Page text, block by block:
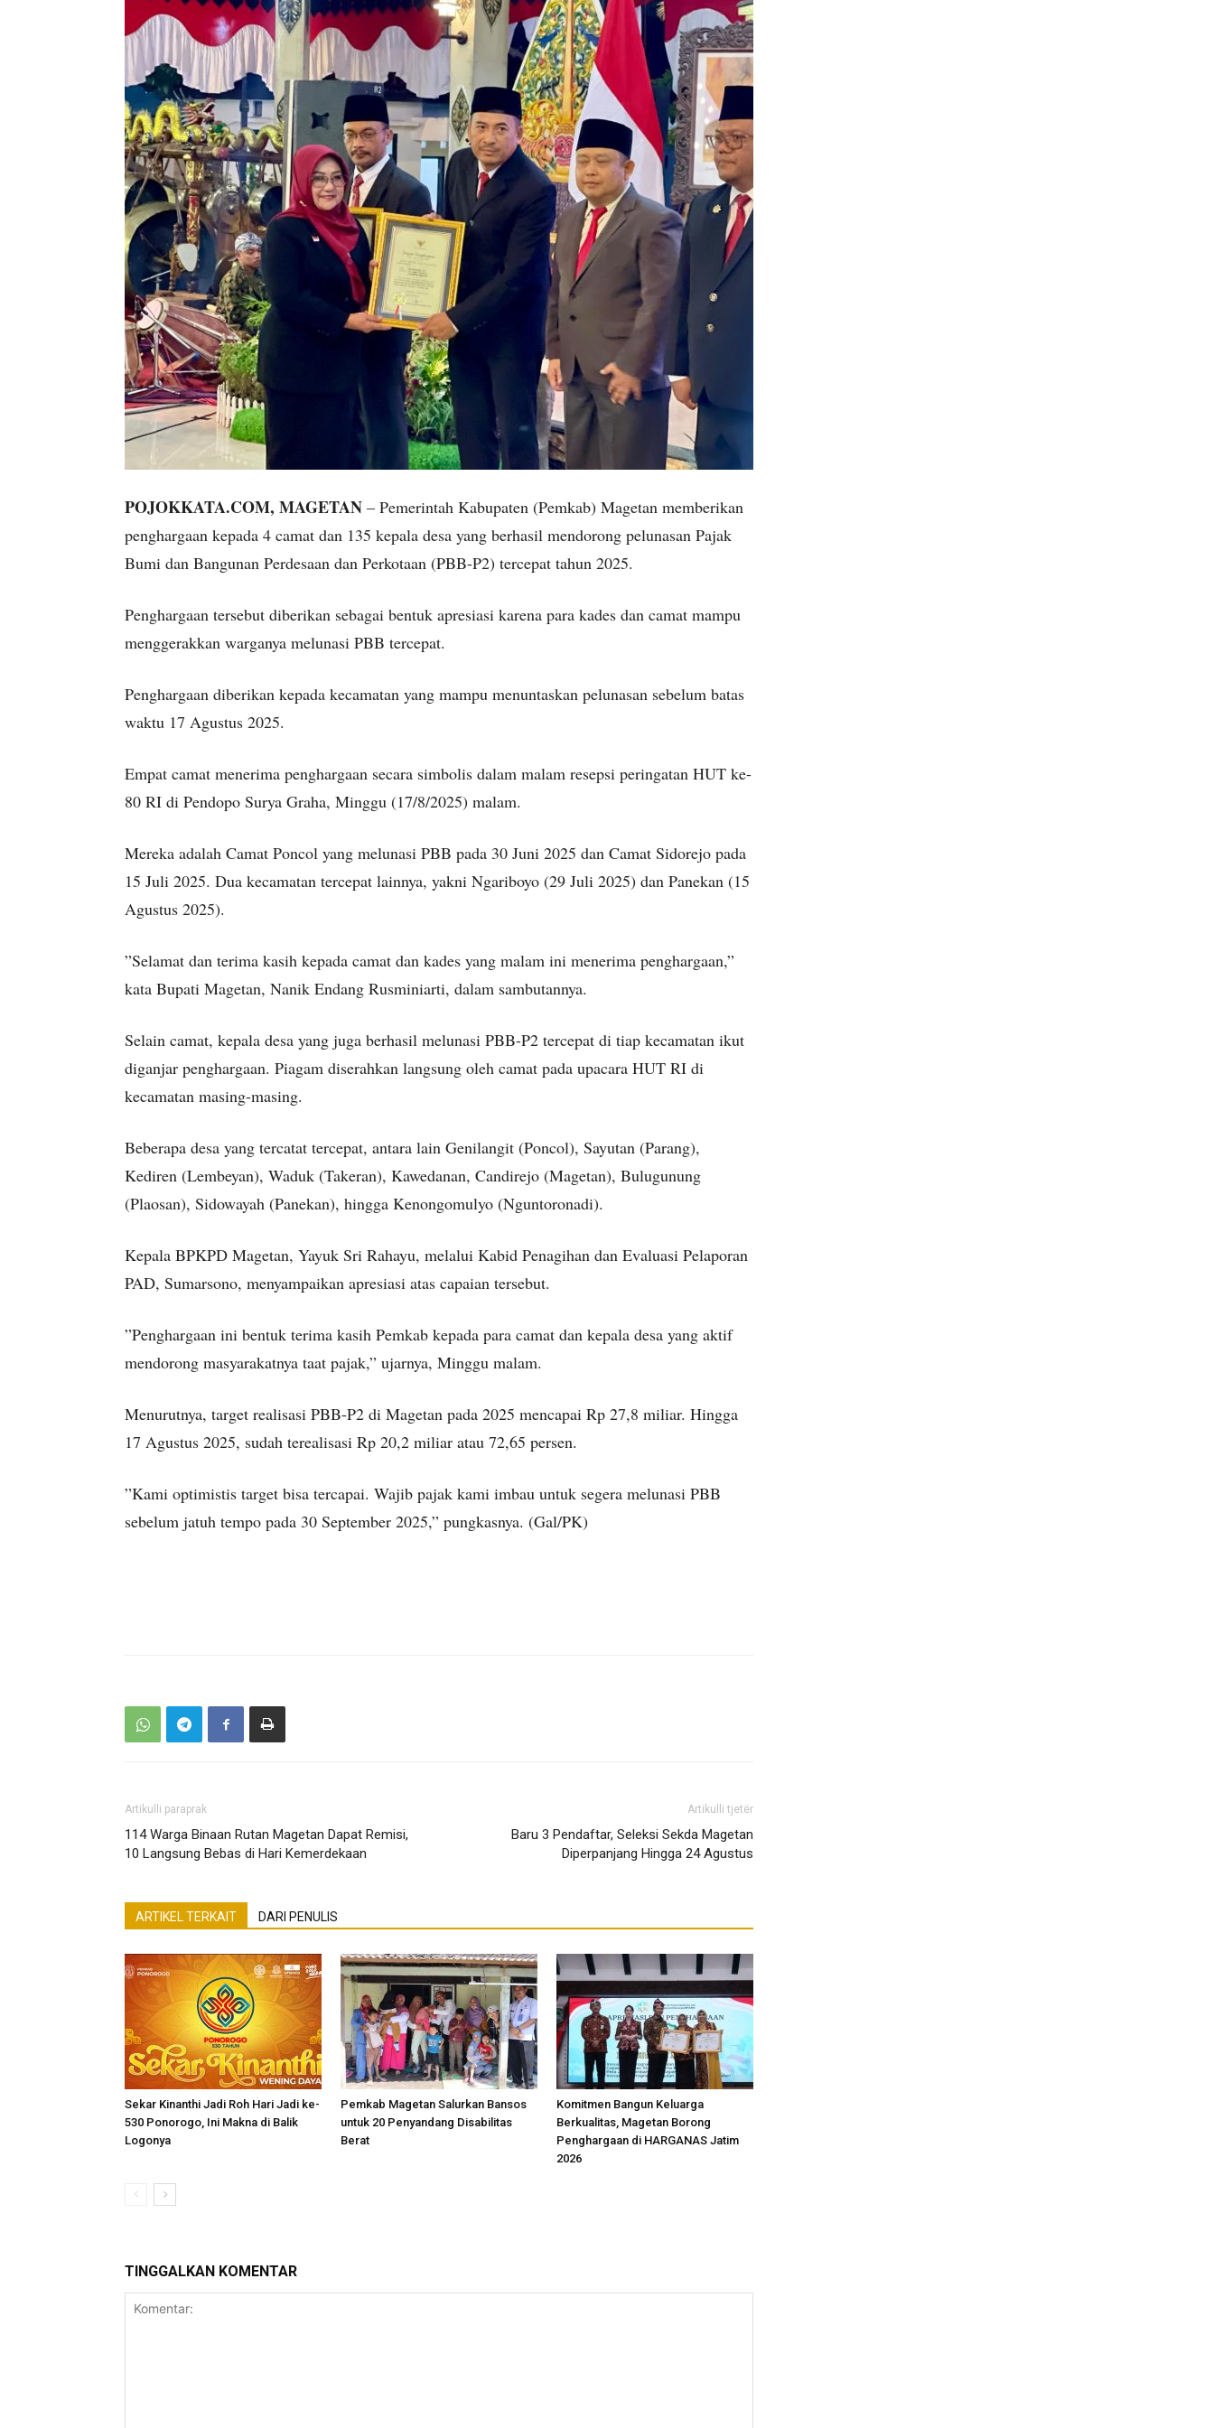
POJOKKATA.COM, MAGETAN – Pemerintah Kabupaten (Pemkab) Magetan memberikan
penghargaan kepada 4 camat dan 135 kepala desa yang berhasil mendorong pelunasan Pajak
Bumi dan Bangunan Perdesaan dan Perkotaan (PBB-P2) tercepat tahun 2025.
Penghargaan tersebut diberikan sebagai bentuk apresiasi karena para kades dan camat mampu
menggerakkan warganya melunasi PBB tercepat.
Penghargaan diberikan kepada kecamatan yang mampu menuntaskan pelunasan sebelum batas
waktu 17 Agustus 2025.
Empat camat menerima penghargaan secara simbolis dalam malam resepsi peringatan HUT ke-
80 RI di Pendopo Surya Graha, Minggu (17/8/2025) malam.
Mereka adalah Camat Poncol yang melunasi PBB pada 30 Juni 2025 dan Camat Sidorejo pada
15 Juli 2025. Dua kecamatan tercepat lainnya, yakni Ngariboyo (29 Juli 2025) dan Panekan (15
Agustus 2025).
”Selamat dan terima kasih kepada camat dan kades yang malam ini menerima penghargaan,”
kata Bupati Magetan, Nanik Endang Rusminiarti, dalam sambutannya.
Selain camat, kepala desa yang juga berhasil melunasi PBB-P2 tercepat di tiap kecamatan ikut
diganjar penghargaan. Piagam diserahkan langsung oleh camat pada upacara HUT RI di
kecamatan masing-masing.
Beberapa desa yang tercatat tercepat, antara lain Genilangit (Poncol), Sayutan (Parang),
Kediren (Lembeyan), Waduk (Takeran), Kawedanan, Candirejo (Magetan), Bulugunung
(Plaosan), Sidowayah (Panekan), hingga Kenongomulyo (Nguntoronadi).
Kepala BPKPD Magetan, Yayuk Sri Rahayu, melalui Kabid Penagihan dan Evaluasi Pelaporan
PAD, Sumarsono, menyampaikan apresiasi atas capaian tersebut.
”Penghargaan ini bentuk terima kasih Pemkab kepada para camat dan kepala desa yang aktif
mendorong masyarakatnya taat pajak,” ujarnya, Minggu malam.
Menurutnya, target realisasi PBB-P2 di Magetan pada 2025 mencapai Rp 27,8 miliar. Hingga
17 Agustus 2025, sudah terealisasi Rp 20,2 miliar atau 72,65 persen.
”Kami optimistis target bisa tercapai. Wajib pajak kami imbau untuk segera melunasi PBB
sebelum jatuh tempo pada 30 September 2025,” pungkasnya. (Gal/PK)
Artikulli paraprak
114 Warga Binaan Rutan Magetan Dapat Remisi,
10 Langsung Bebas di Hari Kemerdekaan
Artikulli tjetër
Baru 3 Pendaftar, Seleksi Sekda Magetan
Diperpanjang Hingga 24 Agustus
ARTIKEL TERKAIT DARI PENULIS
Sekar Kinanthi Jadi Roh Hari Jadi ke-
530 Ponorogo, Ini Makna di Balik
Logonya
Pemkab Magetan Salurkan Bansos
untuk 20 Penyandang Disabilitas
Berat
Komitmen Bangun Keluarga
Berkualitas, Magetan Borong
Penghargaan di HARGANAS Jatim
2026
TINGGALKAN KOMENTAR